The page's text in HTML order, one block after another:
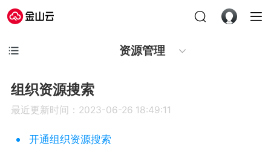
资源管理
组织资源搜索
最近更新时间：2023-06-26 18:49:11
开通组织资源搜索